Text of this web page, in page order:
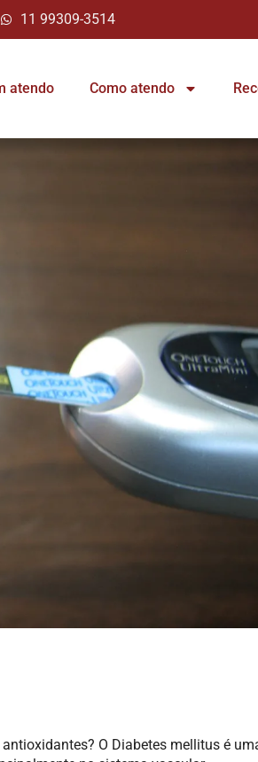
11 99309-3514
atendo Como atendo
O Diabetes mellitus é